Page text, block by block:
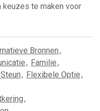
te maken voor
Bronnen,
, Familie,
, Flexibele Optie,
,